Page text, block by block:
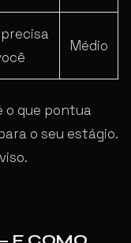
Médio
o que pontua
o seu estágio.